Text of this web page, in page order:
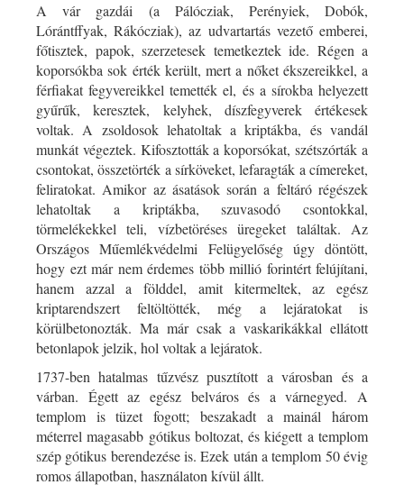
A vár gazdái (a Pálócziak, Perényiek, Dobók,
Lórántffyak, Rákócziak), az udvartartás vezető emberei,
főtisztek, papok, szerzetesek temetkeztek ide. Régen a
koporsókba sok érték került, mert a nőket ékszereikkel, a
férfiakat fegyvereikkel temették el, és a sírokba helyezett
gyűrűk, keresztek, kelyhek, díszfegyverek értékesek
voltak. A zsoldosok lehatoltak a kriptákba, és vandál
munkát végeztek. Kifosztották a koporsókat, szétszórták a
csontokat, összetörték a sírköveket, lefaragták a címereket,
feliratokat. Amikor az ásatások során a feltáró régészek
lehatoltak a kriptákba, szuvasodó csontokkal,
törmelékekkel teli, vízbetöréses üregeket találtak. Az
Országos Műemlékvédelmi Felügyelőség úgy döntött,
hogy ezt már nem érdemes több millió forintért felújítani,
hanem azzal a földdel, amit kitermeltek, az egész
kriptarendszert feltöltötték, még a lejáratokat is
körülbetonozták. Ma már csak a vaskarikákkal ellátott
betonlapok jelzik, hol voltak a lejáratok.
1737-ben hatalmas tűzvész pusztított a városban és a
várban. Égett az egész belváros és a várnegyed. A
templom is tüzet fogott; beszakadt a mainál három
méterrel magasabb gótikus boltozat, és kiégett a templom
szép gótikus berendezése is. Ezek után a templom 50 évig
romos állapotban, használaton kívül állt.